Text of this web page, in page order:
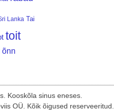
Lanka Tai
toit
õnn
Kooskõla sinus eneses.
OÜ. Kõik õigused reserveeritud.